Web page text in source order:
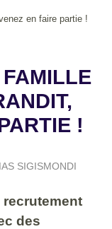
en faire partie !
!
SIGISMONDI
recrutement
des